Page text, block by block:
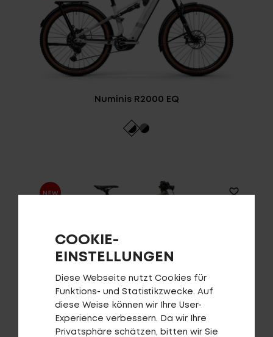
Numinis R2000 EQ
Numinis R2000
COOKIE-
EINSTELLUNGEN
Diese Webseite nutzt Cookies für
Funktions- und Statistikzwecke. Auf
diese Weise können wir Ihre User-
Experience verbessern. Da wir Ihre
Privatsphäre schätzen, bitten wir Sie